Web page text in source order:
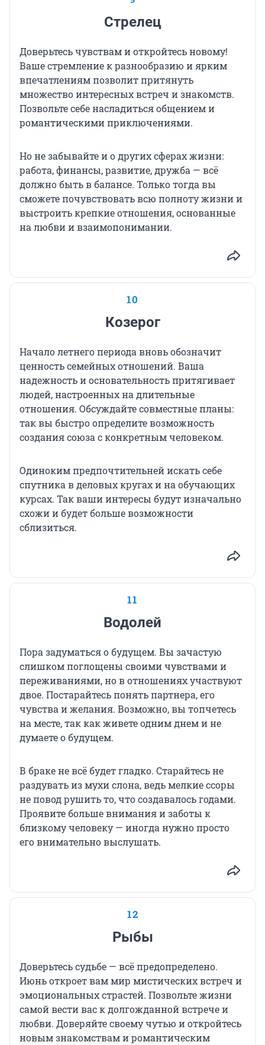
Стрелец
Доверьтесь чувствам и откройтесь новому!
Ваше стремление к разнообразию и ярким
впечатлениям позволит притянуть
множество интересных встреч и знакомств.
Позвольте себе насладиться общением и
романтическими приключениями.
Но не забывайте и о других сферах жизни:
работа, финансы, развитие, дружба — всё
должно быть в балансе. Только тогда вы
сможете почувствовать всю полноту жизни и
выстроить крепкие отношения, основанные
на любви и взаимопонимании.
10
Козерог
Начало летнего периода вновь обозначит
ценность семейных отношений. Ваша
надежность и основательность притягивает
людей, настроенных на длительные
отношения. Обсуждайте совместные планы:
так вы быстро определите возможность
создания союза с конкретным человеком.
Одиноким предпочтительней искать себе
спутника в деловых кругах и на обучающих
курсах. Так ваши интересы будут изначально
схожи и будет больше возможности
сблизиться.
11
Водолей
Пора задуматься о будущем. Вы зачастую
слишком поглощены своими чувствами и
переживаниями, но в отношениях участвуют
двое. Постарайтесь понять партнера, его
чувства и желания. Возможно, вы топчетесь
на месте, так как живете одним днем и не
думаете о будущем.
В браке не всё будет гладко. Старайтесь не
раздувать из мухи слона, ведь мелкие ссоры
не повод рушить то, что создавалось годами.
Проявите больше внимания и заботы к
близкому человеку — иногда нужно просто
его внимательно выслушать.
12
Рыбы
Доверьтесь судьбе — всё предопределено.
Июнь откроет вам мир мистических встреч и
эмоциональных страстей. Позвольте жизни
самой вести вас к долгожданной встрече и
любви. Доверяйте своему чутью и откройтесь
новым знакомствам и романтическим